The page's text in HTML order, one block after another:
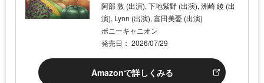
阿部 敦 (出演), 下地紫野 (出演), 洲崎 綾 (出
演), Lynn (出演), 富田美憂 (出演)
ポニーキャニオン
発売日： 2026/07/29
Amazonで詳しくみる